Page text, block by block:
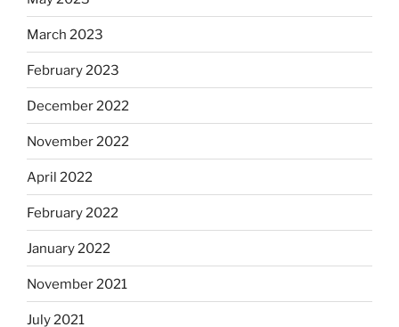
March 2023
February 2023
December 2022
November 2022
April 2022
February 2022
January 2022
November 2021
July 2021